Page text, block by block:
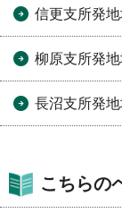
信更支所発
柳原支所発
長沼支所発
こちらの